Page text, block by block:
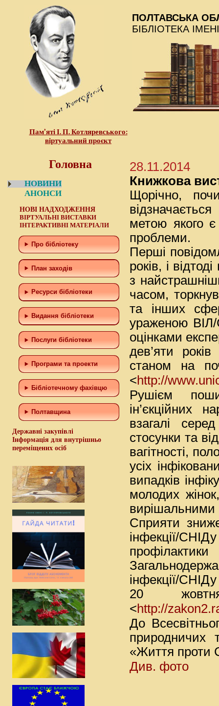
Пам’яті І. П. Котляревського:
віртуальний проєкт
ПОЛТАВСЬКА
БІБЛІОТЕКА
Головна
НОВИНИ
АНОНСИ
НОВІ НАДХОДЖЕННЯ
ВІРТУАЛЬНІ ВИСТАВКИ
ІНТЕРАКТИВНІ МАТЕРІАЛИ
Про бібліотеку
План заходів
Ресурси бібліотеки
Видання бібліотеки
Послуги бібліотеки
Програми та проекти
Бiблiотечному фахiвцю
Полтавщина
Державні закупівлі
Інформація для внутрішньо
переміщених осіб
28.11.2014
Книжкова
Щорічно,
метою якого є
проблеми.
Перші
років, і
з
часом,
та інших
ураженою
оцінками
дев’яти
станом на
<http://
Рушієм
ін’єкційних
взагалі
стосунки та
вагітності,
усіх
випадків
молодих
Сприяти
інфекції/
інфекції/
20
<http://
До
природничих
«Життя проти
Див. фото